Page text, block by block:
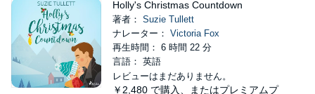
Holly's Christmas Countdown
著者： Suzie Tullett
ナレーター： Victoria Fox
再生時間： 6 時間 22 分
言語： 英語
レビューはまだありません。
￥2,480 で購入、またはプレミアムプ